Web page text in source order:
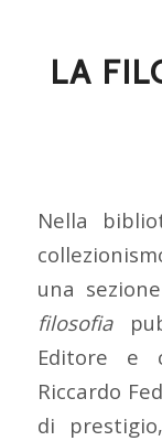
LA
Nella
una
filosofia
Editore e
Riccardo
di